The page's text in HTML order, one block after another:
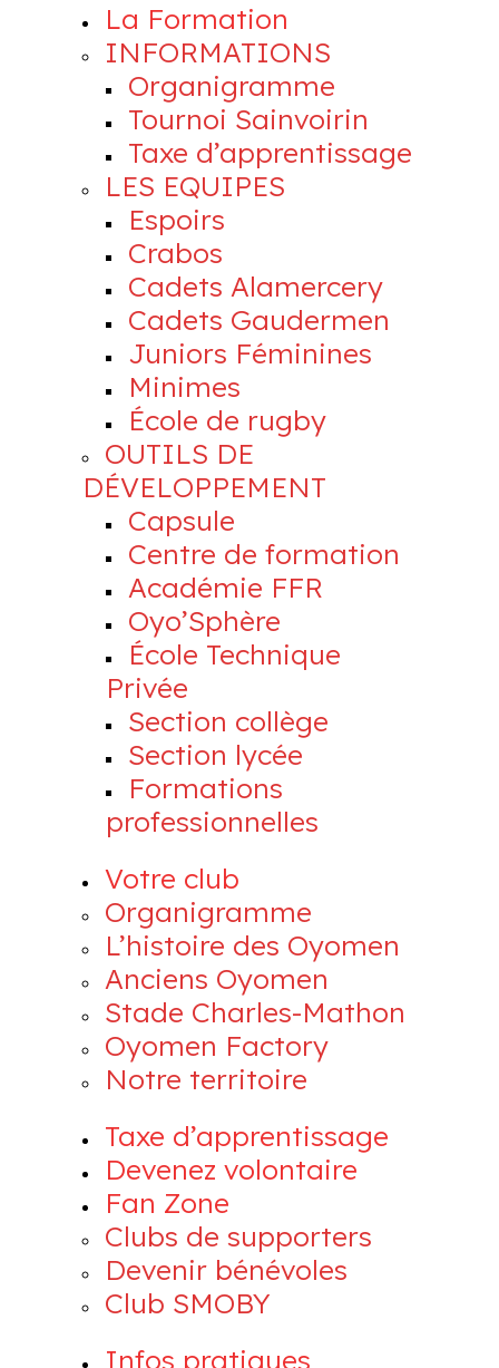
La Formation
INFORMATIONS
Organigramme
Tournoi Sainvoirin
Taxe d’apprentissage
LES EQUIPES
Espoirs
Crabos
Cadets Alamercery
Cadets Gaudermen
Juniors Féminines
Minimes
École de rugby
OUTILS DE
DÉVELOPPEMENT
Capsule
Centre de formation
Académie FFR
Oyo’Sphère
École Technique
Privée
Section collège
Section lycée
Formations
professionnelles
Votre club
Organigramme
L’histoire des Oyomen
Anciens Oyomen
Stade Charles-Mathon
Oyomen Factory
Notre territoire
Taxe d’apprentissage
Devenez volontaire
Fan Zone
Clubs de supporters
Devenir bénévoles
Club SMOBY
Infos pratiques